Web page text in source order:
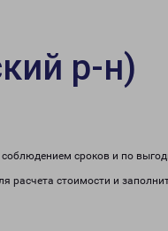
р-н)
соблюдением сроков и по
расчета стоимости и